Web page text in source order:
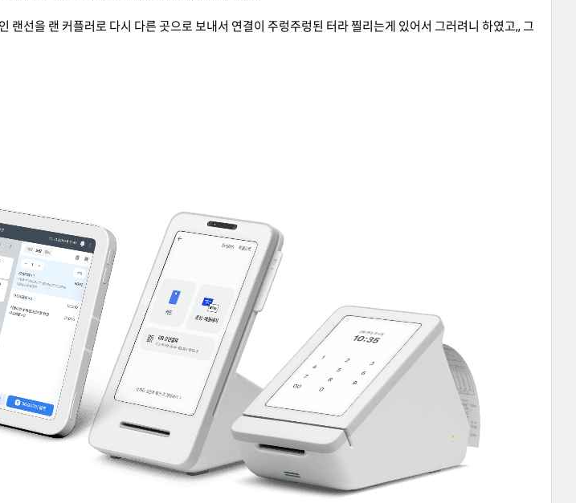
랜선을 랜 커플러로 다시 다른 곳으로 보내서 연결이 주렁주렁된 터라 찔리는게 있어서 그러려니 하였고,, 그